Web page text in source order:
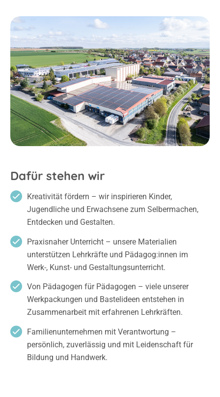
Dafür stehen wir
Kreativität fördern – wir inspirieren Kinder,
Jugendliche und Erwachsene zum Selbermachen,
Entdecken und Gestalten.
Praxisnaher Unterricht – unsere Materialien
unterstützen Lehrkräfte und Pädagog:innen im
Werk-, Kunst- und Gestaltungsunterricht.
Von Pädagogen für Pädagogen – viele unserer
Werkpackungen und Bastelideen entstehen in
Zusammenarbeit mit erfahrenen Lehrkräften.
Familienunternehmen mit Verantwortung –
persönlich, zuverlässig und mit Leidenschaft für
Bildung und Handwerk.